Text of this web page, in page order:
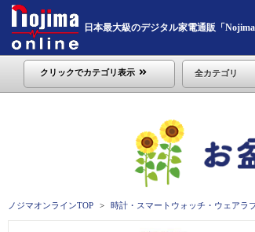
日本最大級のデジタル家電通販「Nojima
クリックでカテゴリ表示 全カテゴリ
ノジマオンラインTOP 時計・スマートウォッチ・ウェアラ